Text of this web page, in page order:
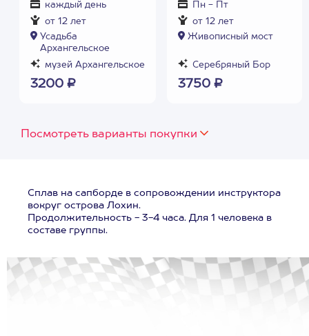
каждый день
от 12 лет
Усадьба
Архангельское
музей Архангельское
3200 ₽
Пн - Пт
от 12 лет
Живописный мост
Серебряный Бор
3750 ₽
Посмотреть варианты покупки
Сплав на сапборде в сопровождении инструктора
вокруг острова Лохин.
Продолжительность - 3-4 часа. Для 1 человека в
составе группы.